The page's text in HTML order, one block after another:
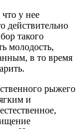
у нее
действительно
такого
молодость,
в то время
рыжего
и